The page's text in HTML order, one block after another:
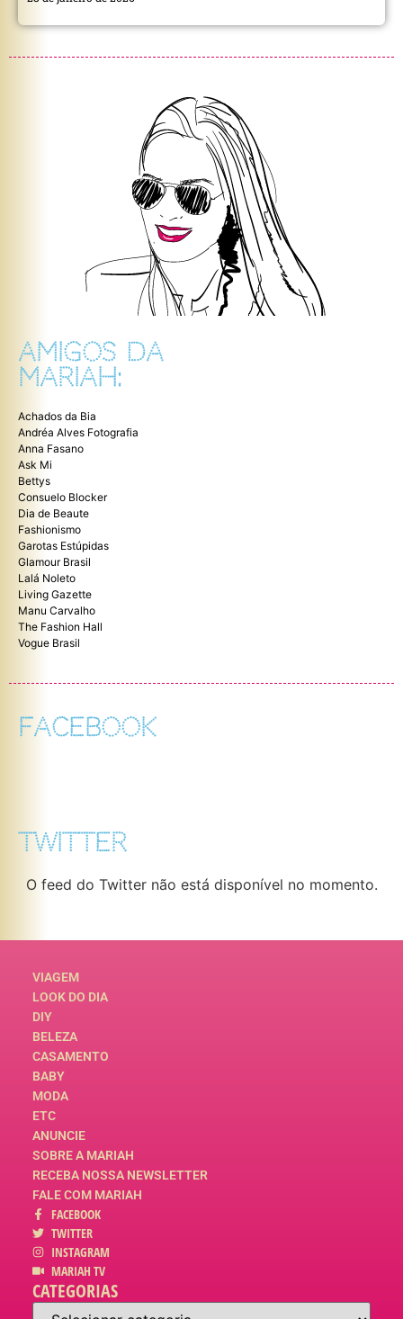
AMIGOS DA
MARIAH:
Achados da Bia
Andréa Alves Fotografia
Anna Fasano
Ask Mi
Bettys
Consuelo Blocker
Dia de Beaute
Fashionismo
Garotas Estúpidas
Glamour Brasil
Lalá Noleto
Living Gazette
Manu Carvalho
The Fashion Hall
Vogue Brasil
FACEBOOK
TWITTER
O feed do Twitter não está disponível no momento.
VIAGEM
LOOK DO DIA
DIY
BELEZA
CASAMENTO
BABY
MODA
ETC
ANUNCIE
SOBRE A MARIAH
RECEBA NOSSA NEWSLETTER
FALE COM MARIAH
FACEBOOK
TWITTER
INSTAGRAM
MARIAH TV
CATEGORIAS